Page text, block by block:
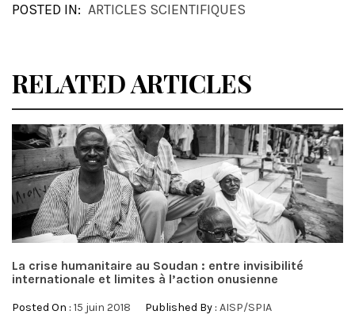
POSTED IN: ARTICLES SCIENTIFIQUES
RELATED ARTICLES
La crise humanitaire au Soudan : entre invisibilité
internationale et limites à l’action onusienne
Posted On : 15 juin 2018 Published By : AISP/SPIA